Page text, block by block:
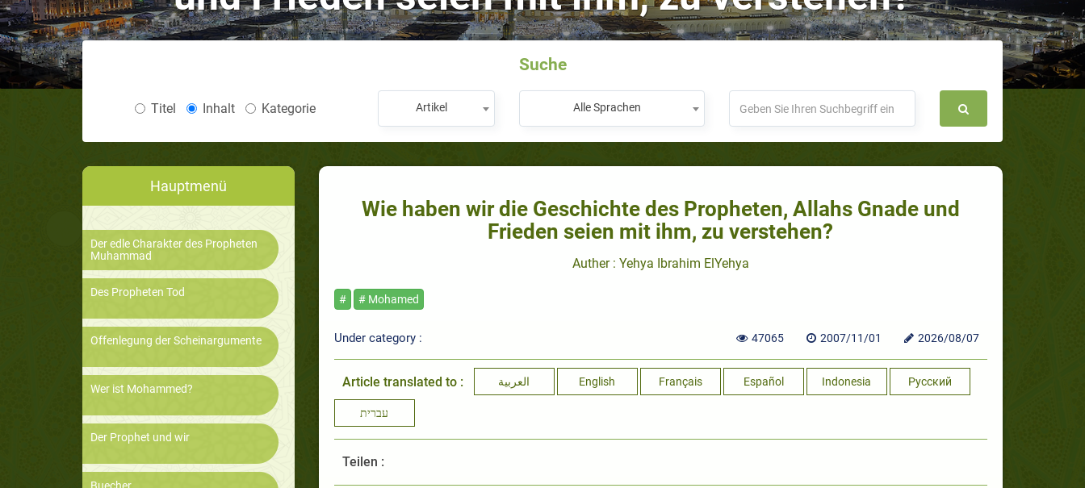
Suche
Titel Inhalt Kategorie Artikel Alle Sprachen
Hauptmenü
Der edle Charakter des Propheten
Muhammad
Des Propheten Tod
Offenlegung der Scheinargumente
Wer ist Mohammed?
Der Prophet und wir
Wie haben wir die Geschichte des Propheten, Allahs Gnade und
Frieden seien mit ihm, zu verstehen?
Auther : Yehya Ibrahim ElYehya
# # Mohamed
Under category : 47065 2007/11/01 2026/08/07
Article translated to : العربية English Français Español Indonesia Русский
עברית
Teilen :